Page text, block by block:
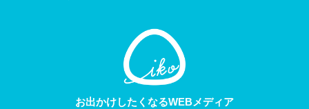
お出かけしたくなるWEBメディア